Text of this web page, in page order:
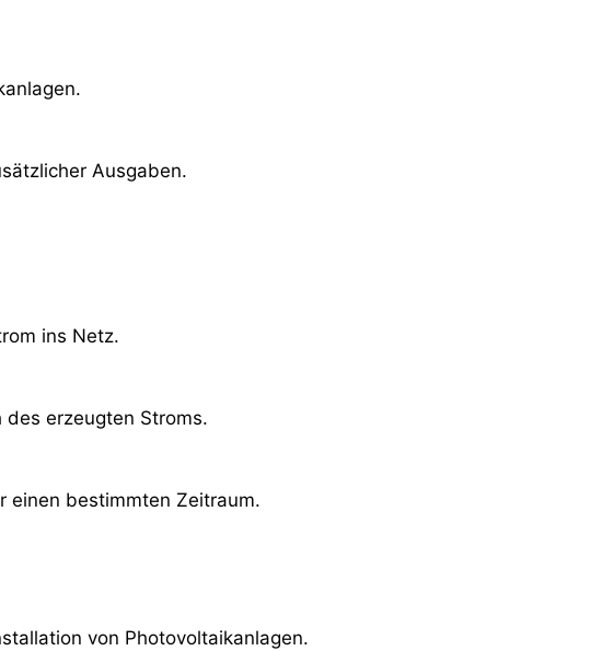
Ausgaben.
ins Netz.
des erzeugten Stroms.
einen bestimmten Zeitraum.
von Photovoltaikanlagen.